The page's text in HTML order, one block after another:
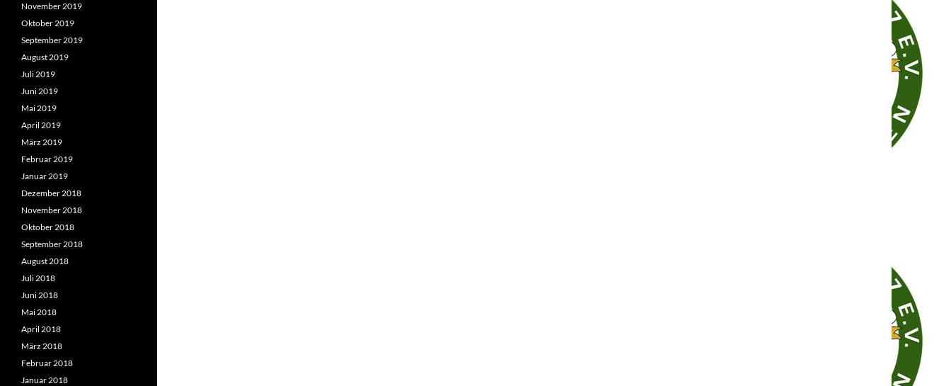
November 2019
Oktober 2019
September 2019
August 2019
Juli 2019
Juni 2019
Mai 2019
April 2019
März 2019
Februar 2019
Januar 2019
Dezember 2018
November 2018
Oktober 2018
September 2018
August 2018
Juli 2018
Juni 2018
Mai 2018
April 2018
März 2018
Februar 2018
Januar 2018